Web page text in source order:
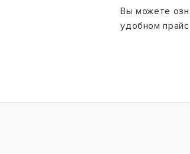
Вы можете
удобном